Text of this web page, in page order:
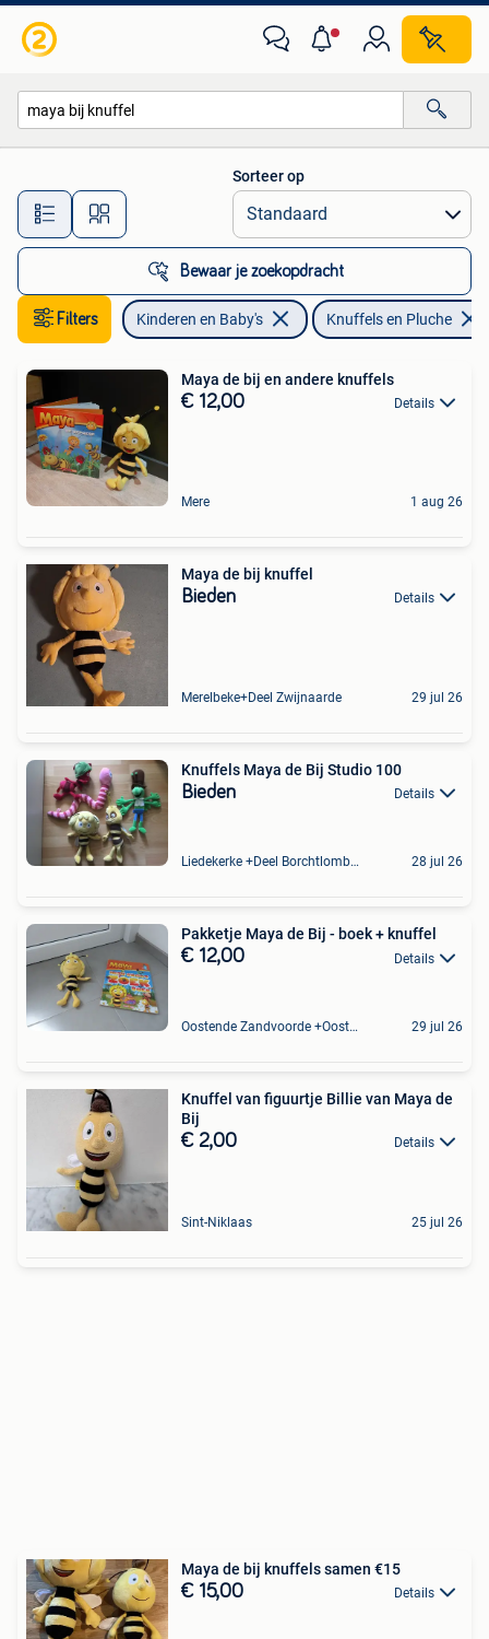
Alle afstanden…
Sorteer op
Bewaar je zoekopdracht
Filters Kinderen en Baby's Knuffels en Pluche
Maya de bij en andere knuffels
€ 12,00 Details
Mere 1 aug 26
Maya de bij knuffel
Bieden Details
Merelbeke+Deel Zwijnaarde 29 jul 26
Knuffels Maya de Bij Studio 100
Bieden Details
Liedekerke +Deel Borchtlombeek 28 jul 26
Pakketje Maya de Bij - boek + knuffel
€ 12,00 Details
Oostende Zandvoorde +Oostende 29 jul 26
Knuffel van figuurtje Billie van Maya de
Bij
€ 2,00 Details
Sint-Niklaas 25 jul 26
Maya de bij knuffels samen €15
€ 15,00 Details